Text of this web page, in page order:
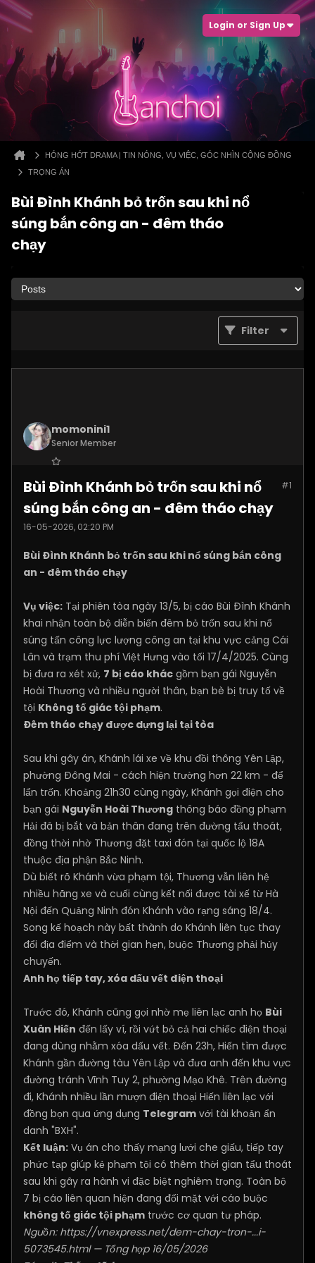
Login or Sign Up
HÓNG HỚT DRAMA | TIN NÓNG, VỤ VIỆC, GÓC NHÌN CỘNG ĐỒNG
TRỌNG ÁN
Bùi Đình Khánh bỏ trốn sau khi nổ
súng bắn công an - đêm tháo
chạy
Filter
momonini1
Senior Member
Posts:5399 #1
Bùi Đình Khánh bỏ trốn sau khi nổ
súng bắn công an - đêm tháo chạy
16-05-2026, 02:20 PM
Bùi Đình Khánh bỏ trốn sau khi nổ súng bắn công
an - đêm tháo chạy
Vụ việc: Tại phiên tòa ngày 13/5, bị cáo Bùi Đình Khánh
khai nhận toàn bộ diễn biến đêm bỏ trốn sau khi nổ
súng tấn công lực lượng công an tại khu vực cảng Cái
Lân và trạm thu phí Việt Hưng vào tối 17/4/2025. Cùng
bị đưa ra xét xử, 7 bị cáo khác gồm bạn gái Nguyễn
Hoài Thương và nhiều người thân, bạn bè bị truy tố về
tội Không tố giác tội phạm.
Đêm tháo chạy được dựng lại tại tòa
Sau khi gây án, Khánh lái xe về khu đồi thông Yên Lập,
phường Đông Mai - cách hiện trường hơn 22 km - để
lẩn trốn. Khoảng 21h30 cùng ngày, Khánh gọi điện cho
bạn gái Nguyễn Hoài Thương thông báo đồng phạm
Hải đã bị bắt và bản thân đang trên đường tẩu thoát,
đồng thời nhờ Thương đặt taxi đón tại quốc lộ 18A
thuộc địa phận Bắc Ninh.
Dù biết rõ Khánh vừa phạm tội, Thương vẫn liên hệ
nhiều hãng xe và cuối cùng kết nối được tài xế từ Hà
Nội đến Quảng Ninh đón Khánh vào rạng sáng 18/4.
Song kế hoạch này bất thành do Khánh liên tục thay
đổi địa điểm và thời gian hẹn, buộc Thương phải hủy
chuyến.
Anh họ tiếp tay, xóa dấu vết điện thoại
Trước đó, Khánh cũng gọi nhờ mẹ liên lạc anh họ Bùi
Xuân Hiến đến lấy ví, rồi vứt bỏ cả hai chiếc điện thoại
đang dùng nhằm xóa dấu vết. Đến 23h, Hiến tìm được
Khánh gần đường tàu Yên Lập và đưa anh đến khu vực
đường tránh Vĩnh Tuy 2, phường Mạo Khê. Trên đường
đi, Khánh nhiều lần mượn điện thoại Hiến liên lạc với
đồng bọn qua ứng dụng Telegram với tài khoản ẩn
danh "BXH".
Kết luận: Vụ án cho thấy mạng lưới che giấu, tiếp tay
phức tạp giúp kẻ phạm tội có thêm thời gian tẩu thoát
sau khi gây ra hành vi đặc biệt nghiêm trọng. Toàn bộ
7 bị cáo liên quan hiện đang đối mặt với cáo buộc
không tố giác tội phạm trước cơ quan tư pháp.
Nguồn: https://vnexpress.net/dem-chay-tron-...i-
5073545.html— Tổng hợp 16/05/2026